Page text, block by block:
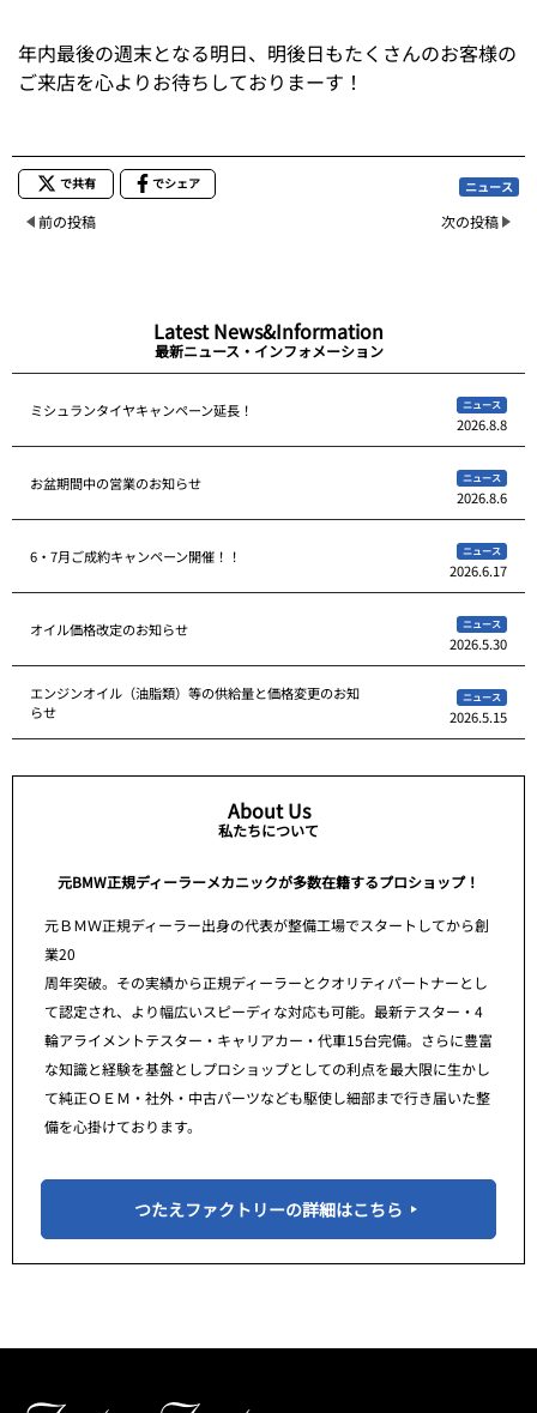
年内最後の週末となる明日、明後日もたくさんのお客様の
ご来店を心よりお待ちしておりまーす！
で共有 でシェア ニュース
前の投稿 次の投稿
Latest News&Information
最新ニュース・インフォメーション
ミシュランタイヤキャンペーン延長！ ニュース
2026.8.8
お盆期間中の営業のお知らせ ニュース
2026.8.6
6・7月ご成約キャンペーン開催！！ ニュース
2026.6.17
オイル価格改定のお知らせ ニュース
2026.5.30
エンジンオイル（油脂類）等の供給量と価格変更のお知
らせ
ニュース
2026.5.15
About Us
私たちについて
元BMW正規ディーラーメカニックが多数在籍するプロショップ！
元ＢＭＷ正規ディーラー出身の代表が整備工場でスタートしてから創
業20
周年突破。その実績から正規ディーラーとクオリティパートナーとし
て認定され、より幅広いスピーディな対応も可能。最新テスター・4
輪アライメントテスター・キャリアカー・代車15台完備。さらに豊富
な知識と経験を基盤としプロショップとしての利点を最大限に生かし
て純正ＯＥＭ・社外・中古パーツなども駆使し細部まで行き届いた整
備を心掛けております。
つたえファクトリーの詳細はこちら